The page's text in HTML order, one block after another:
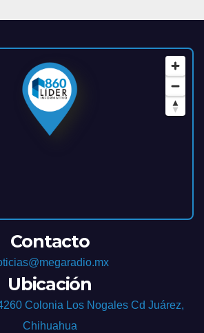
Contacto
Ubicación
Colonia Los Nogales Cd Juárez,
Chihuahua